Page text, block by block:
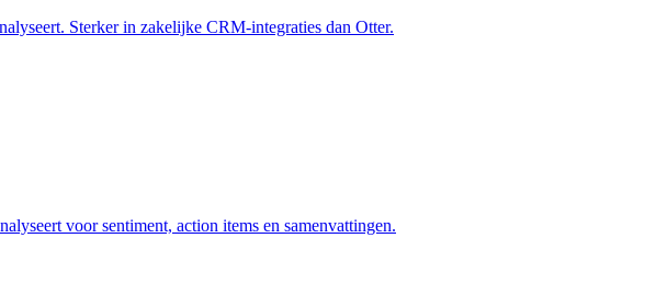
Sterker in zakelijke CRM-integraties dan Otter.
voor sentiment, action items en samenvattingen.